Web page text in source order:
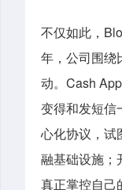
不仅如此，
年，公司围绕
动。 Cash App
变得和发短信
心化协议，试
融基础设施；
真正掌控自己